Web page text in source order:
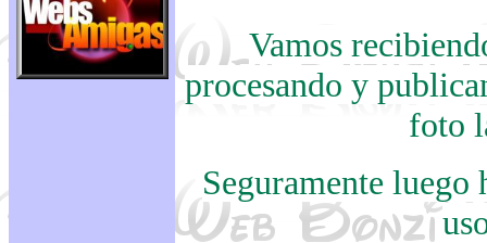
Vamos
procesando y
foto
Seguramente luego